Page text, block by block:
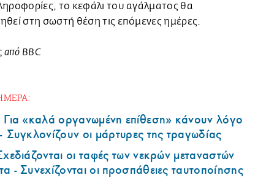
το κεφάλι του αγάλματος θα
στη σωστή θέση τις επόμενες ημέρες.
από BBC
Για «καλά οργανωμένη επίθεση» κάνουν λόγο
Συγκλονίζουν οι μάρτυρες της τραγωδίας
οι ταφές των νεκρών μεταναστών
- Συνεχίζονται οι προσπάθειες ταυτοποίησης